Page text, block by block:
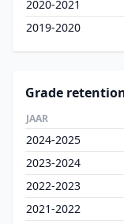
2020-2021
2019-2020
Grade
JAAR
2024-2025
2023-2024
2022-2023
2021-2022